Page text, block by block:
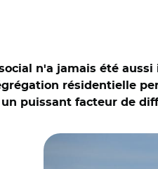
n'a jamais été
résidentielle
un puissant facteur de